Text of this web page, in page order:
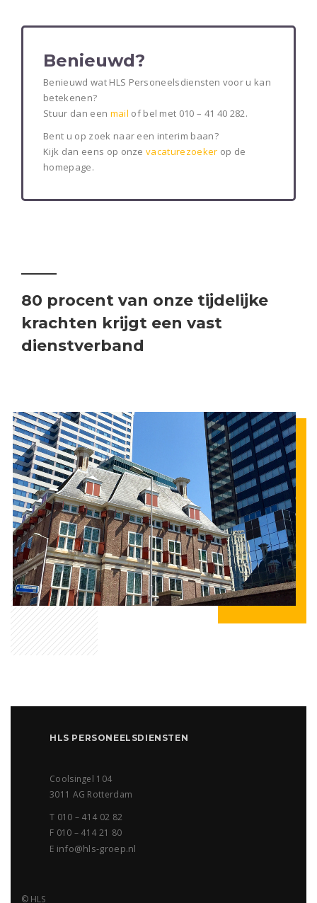
Benieuwd?
Benieuwd wat HLS Personeelsdiensten voor u kan
betekenen?
Stuur dan een mail of bel met 010 – 41 40 282.
Bent u op zoek naar een interim baan?
Kijk dan eens op onzevacaturezoeker op de
homepage.
80 procent van onze tijdelijke
krachten krijgt een vast
dienstverband
HLS PERSONEELSDIENSTEN
Coolsingel 104
3011 AG Rotterdam
T 010 – 414 02 82
F 010 – 414 21 80
E info@hls-groep.nl
© HLS